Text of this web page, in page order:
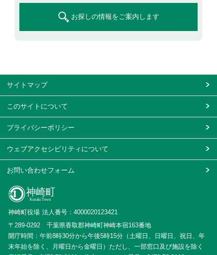
お探しの情報をご案内します
サイトマップ
このサイトについて
プライバシーポリシー
ウェブアクセシビリティについて
お問い合わせフォーム
神崎町役場 法人番号：4000020123421
〒289-0292 千葉県香取郡神崎町神崎本宿163番地
開庁時間：午前8時30分から午後5時15分（土曜日、日曜日、祝日、年
末年始を除く、月曜日から金曜日） ただし、一部窓口及び施設を除く